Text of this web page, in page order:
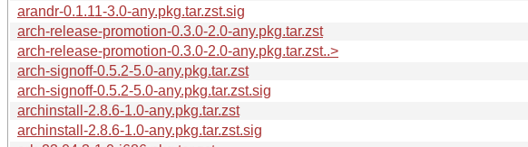
arandr-0.1.11-3.0-any.pkg.tar.zst.sig
arch-release-promotion-0.3.0-2.0-any.pkg.tar.zst
arch-release-promotion-0.3.0-2.0-any.pkg.tar.zst..>
arch-signoff-0.5.2-5.0-any.pkg.tar.zst
arch-signoff-0.5.2-5.0-any.pkg.tar.zst.sig
archinstall-2.8.6-1.0-any.pkg.tar.zst
archinstall-2.8.6-1.0-any.pkg.tar.zst.sig